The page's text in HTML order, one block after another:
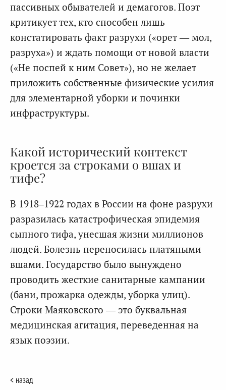
пассивных обывателей и демагогов. Поэт
критикует тех, кто способен лишь
констатировать факт разрухи («орет — мол,
разруха») и ждать помощи от новой власти
(«Не поспей к ним Совет»), но не желает
приложить собственные физические усилия
для элементарной уборки и починки
инфраструктуры.
Какой исторический контекст
кроется за строками о вшах и
тифе?
В 1918–1922 годах в России на фоне разрухи
разразилась катастрофическая эпидемия
сыпного тифа, унесшая жизни миллионов
людей. Болезнь переносилась платяными
вшами. Государство было вынуждено
проводить жесткие санитарные кампании
(бани, прожарка одежды, уборка улиц).
Строки Маяковского — это буквальная
медицинская агитация, переведенная на
язык поэзии.
< назад